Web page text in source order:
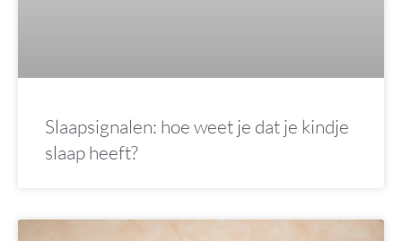
Slaapsignalen: hoe weet je dat je kindje
slaap heeft?